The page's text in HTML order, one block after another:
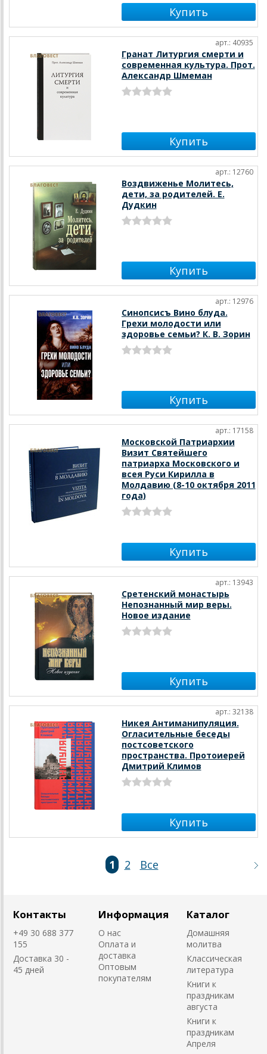
арт.: 40935
Гранат Литургия смерти и
современная культура. Прот.
Александр Шмеман
арт.: 12760
Воздвиженье Молитесь,
дети, за родителей. Е.
Дудкин
арт.: 12976
Синопсисъ Вино блуда.
Грехи молодости или
здоровье семьи? К. В. Зорин
арт.: 17158
Московской Патриархии
Визит Святейшего
патриарха Московского и
всея Руси Кирилла в
Молдавию (8-10 октября 2011
года)
арт.: 13943
Сретенский монастырь
Непознанный мир веры.
Новое издание
арт.: 32138
Никея Антиманипуляция.
Огласительные беседы
постсоветского
пространства. Протоиерей
Дмитрий Климов
1 2 Все
Контакты
+49 30 688 377
155
Доставка 30 -
45 дней
Информация
О нас
Оплата и
доставка
Оптовым
покупателям
Каталог
Домашняя
молитва
Классическая
литература
Книги к
праздникам
августа
Книги к
праздникам
Апреля